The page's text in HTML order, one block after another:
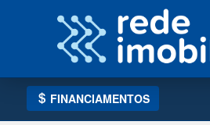
FINANCIAMENTOS